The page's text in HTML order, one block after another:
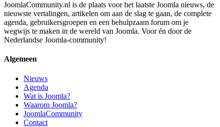
JoomlaCommunity.nl is de plaats voor het laatste Joomla nieuws, de
nieuwste vertalingen, artikelen om aan de slag te gaan, de complete
agenda, gebruikersgroepen en een behulpzaam forum om je
wegwijs te maken in de wereld van Joomla. Voor én door de
Nederlandse Joomla-community!
Algemeen
Nieuws
Agenda
Wat is Joomla?
Waarom Joomla?
JoomlaCommunity
Contact